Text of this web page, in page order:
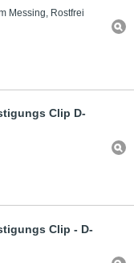
Messing, Rostfrei
Clip D-
Clip - D-